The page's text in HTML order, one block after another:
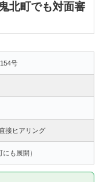
北町でも対面審
号
接ヒアリング
も展開）